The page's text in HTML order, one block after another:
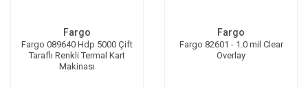
Fargo
Fargo 089640 Hdp 5000 Çift
Taraflı Renkli Termal Kart
Makinası
Fargo
Fargo 82601 - 1.0 mil Clear
Overlay